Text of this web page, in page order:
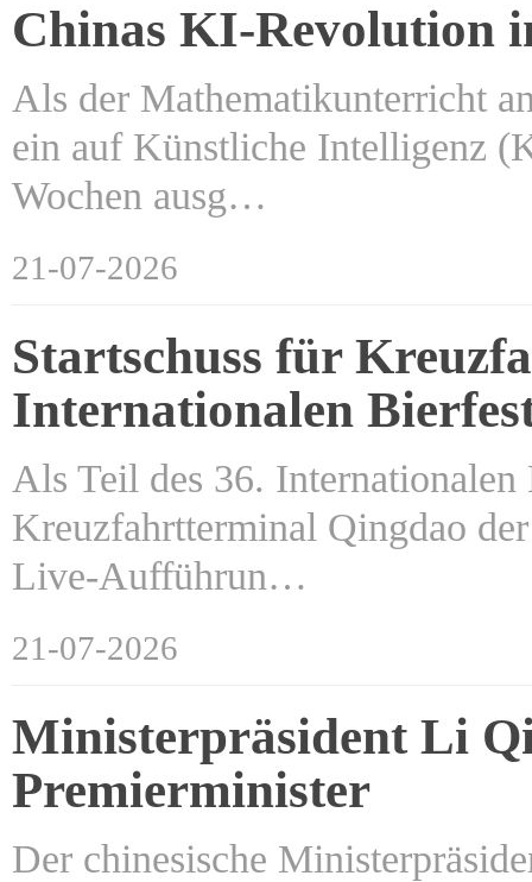
Chinas KI-Revolution
Als der Mathematikunterricht
ein auf Künstliche Intelligenz
Wochen ausg…
21-07-2026
Startschuss für
Internationalen
Als Teil des 36.
Kreuzfahrtterminal Qingdao
Live-Aufführun…
21-07-2026
Ministerpräsident Li
Premierminister
Der chinesische